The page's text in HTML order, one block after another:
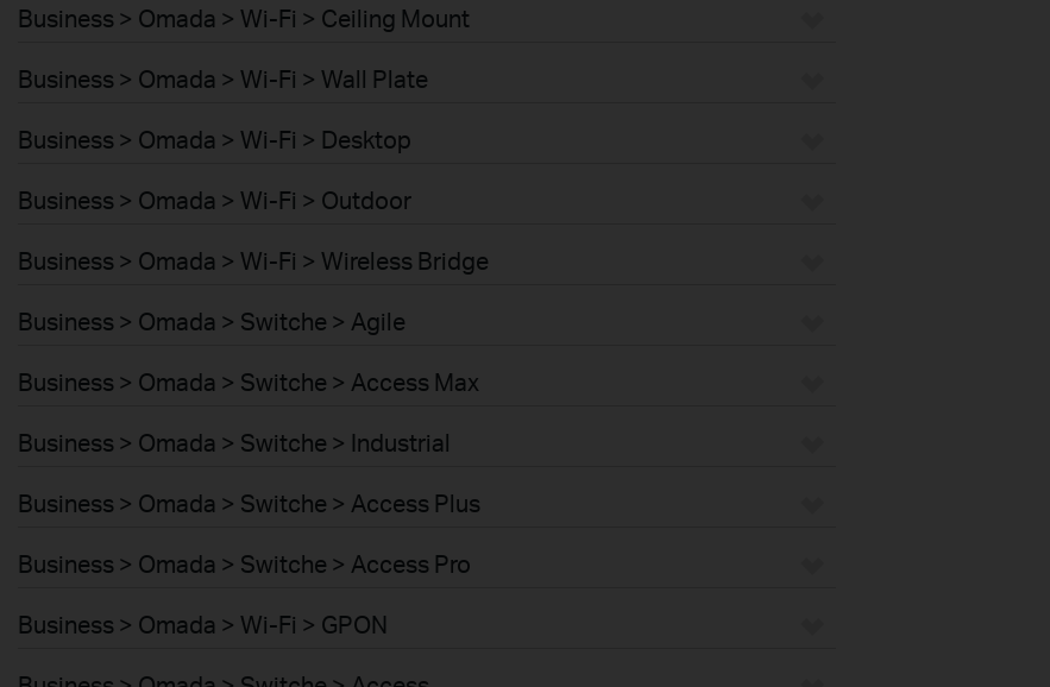
Business > Omada > Wi-Fi > Ceiling Mount
Business > Omada > Wi-Fi > Wall Plate
Business > Omada > Wi-Fi > Desktop
Business > Omada > Wi-Fi > Outdoor
Business > Omada > Wi-Fi > Wireless Bridge
Business > Omada > Switche > Agile
Business > Omada > Switche > Access Max
Business > Omada > Switche > Industrial
Business > Omada > Switche > Access Plus
Business > Omada > Switche > Access Pro
Business > Omada > Wi-Fi > GPON